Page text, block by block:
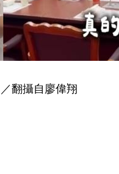
翻攝自廖偉翔